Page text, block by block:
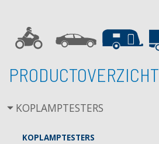
PRODUCTOVERZICHT
KOPLAMPTESTERS
KOPLAMPTESTERS